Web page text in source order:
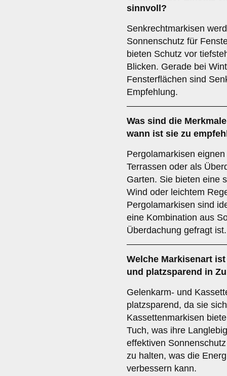
sinnvoll?
Senkrechtmarkisen
Sonnenschutz für
bieten Schutz vor
Blicken. Gerade bei
Fensterflächen sind
Empfehlung.
Was sind die
wann ist sie zu
Pergolamarkisen
Terrassen oder als
Garten. Sie bieten eine
Wind oder leichtem
Pergolamarkisen sind
eine Kombination aus
Überdachung gefragt ist.
Welche Markisenart
und platzsparend in
Gelenkarm- und
platzsparend, da sie
Kassettenmarkisen
Tuch, was ihre
effektiven
zu halten, was die
verbessern kann.